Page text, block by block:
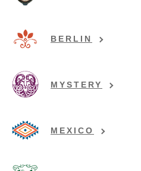
BERLIN
MYSTERY
MEXICO